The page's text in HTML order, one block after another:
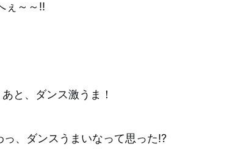
ぇ～～!!
と、ダンス激うま！
っ、ダンスうまいなって思った⁉